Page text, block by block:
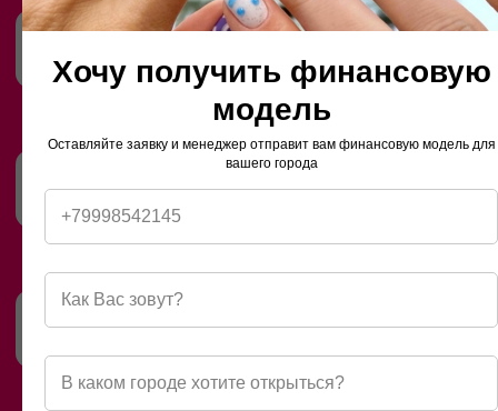
Хочу получить финансовую
модель
Оставляйте заявку и менеджер отправит вам финансовую модель для
вашего города